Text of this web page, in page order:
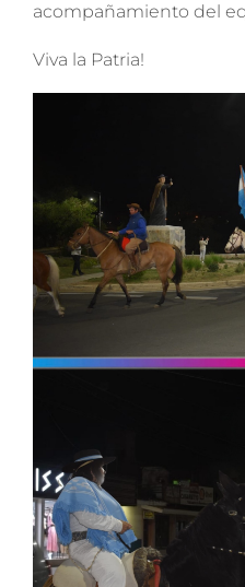
acompañamiento del
Viva la Patria!